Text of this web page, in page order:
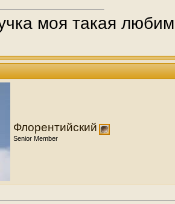
моя такая
Флорентийский
Senior Member